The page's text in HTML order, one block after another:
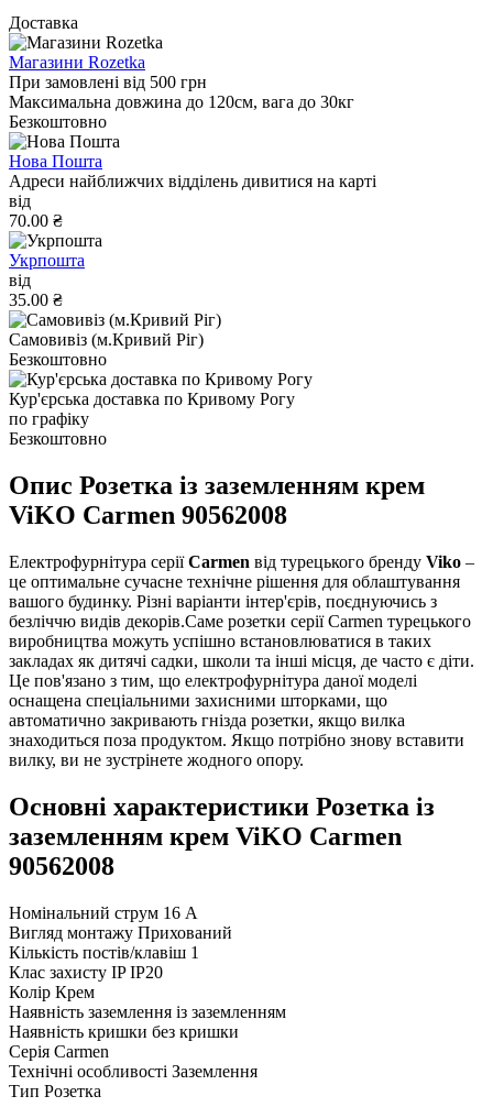
Доставка
Магазини Rozetka
При замовлені від 500 грн
Максимальна довжина до 120см, вага до 30кг
Безкоштовно
Нова Пошта
Адреси найближчих відділень дивитися на карті
від
70.00 ₴
Укрпошта
від
35.00 ₴
Самовивіз (м.Кривий Ріг)
Безкоштовно
Кур'єрська доставка по Кривому Рогу
по графіку
Безкоштовно
Опис Розетка із заземленням крем
ViKO Carmen 90562008
Електрофурнітура серіїCarmen від турецького бренду Viko –
це оптимальне сучасне технічне рішення для облаштування
вашого будинку. Різні варіанти інтер'єрів, поєднуючись з
безліччю видів декорів.Саме розетки серії Carmen турецького
виробництва можуть успішно встановлюватися в таких
закладах як дитячі садки, школи та інші місця, де часто є діти.
Це пов'язано з тим, що електрофурнітура даної моделі
оснащена спеціальними захисними шторками, що
автоматично закривають гнізда розетки, якщо вилка
знаходиться поза продуктом. Якщо потрібно знову вставити
вилку, ви не зустрінете жодного опору.
Основні характеристики Розетка із
заземленням крем ViKO Carmen
90562008
Номінальний струм 16 А
Вигляд монтажу Прихований
Кількість постів/клавіш 1
Клас захисту IP IP20
Колір Крем
Наявність заземлення із заземленням
Наявність кришки без кришки
Серія Carmen
Технічні особливості Заземлення
Тип Розетка